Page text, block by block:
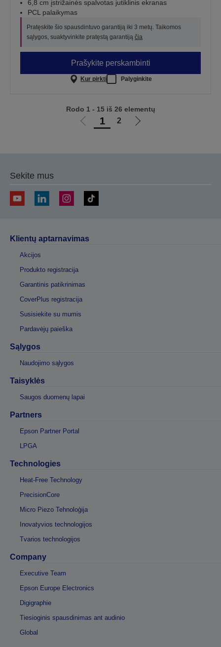
6,8 cm įstrižainės spalvotas jutiklinis ekranas
PCL palaikymas
Pratęskite šio spausdintuvo garantiją iki 3 metų. Taikomos
sąlygos, suaktyvinkite pratęstą garantiją čia
Prašykite perskambinti
Kur pirkti Palyginkite
Eiti
1 2
Eiti
Rodo 1 - 15 iš 26 elementų
Sekite mus
Klientų aptarnavimas
Akcijos
Produkto registracija
Garantinis patikrinimas
CoverPlus registracija
Susisiekite su mumis
Pardavėjų paieška
Sąlygos
Naudojimo sąlygos
Taisyklės
Saugos duomenų lapai
Partners
Epson Partner Portal
LPGA
Technologies
Heat-Free Technology
PrecisionCore
Micro Piezo Tehnoloģija
Inovatyvios technologijos
Tvarios technologijos
Company
Executive Team
Epson Europe Electronics
Digigraphie
Tiesioginis spausdinimas ant audinio
Global